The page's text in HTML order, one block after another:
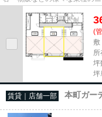
尚、弊社ではおとり広告は一
(
所
坪
坪
賃貸｜店舗一部 本町ガー